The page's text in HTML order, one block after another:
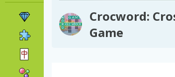
Crocword:
Game